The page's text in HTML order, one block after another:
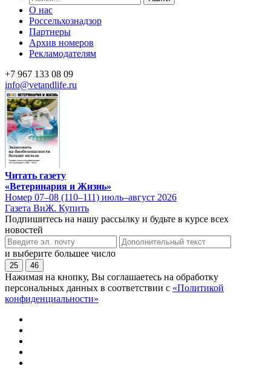
О нас
Россельхознадзор
Партнеры
Архив номеров
Рекламодателям
+7 967 133 08 09
info@vetandlife.ru
Читать газету
«Ветеринария и Жизнь»
Номер 07–08 (110–111) июль–август 2026
Газета ВиЖ. Купить
Подпишитесь на нашу рассылку и будьте в курсе всех
новостей
и выберите большее число
25 46
Нажимая на кнопку, Вы соглашаетесь на обработку
персональных данных в соответствии с «Политикой
конфиденциальности»